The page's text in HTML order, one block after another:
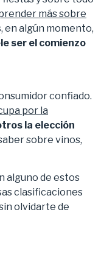
más sobre
en algún momento,
ser el comienzo
confiado.
por la
la elección
sobre vinos,
alguno de estos
clasificaciones
olvidarte de